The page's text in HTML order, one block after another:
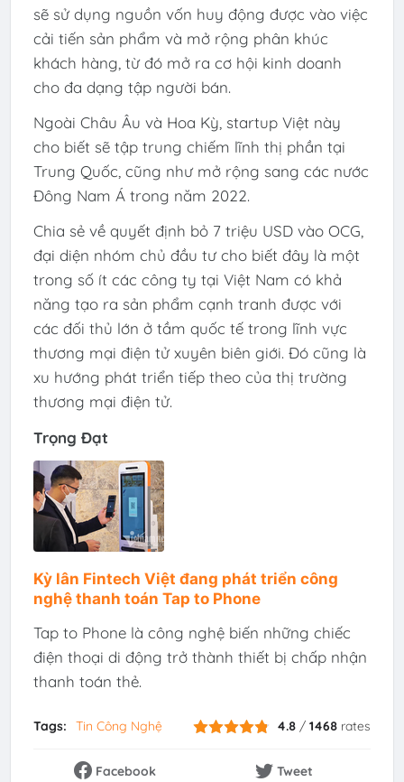
sẽ sử dụng nguồn vốn huy động được vào việc
cải tiến sản phẩm và mở rộng phân khúc
khách hàng, từ đó mở ra cơ hội kinh doanh
cho đa dạng tập người bán.
Ngoài Châu Âu và Hoa Kỳ, startup Việt này
cho biết sẽ tập trung chiếm lĩnh thị phần tại
Trung Quốc, cũng như mở rộng sang các nước
Đông Nam Á trong năm 2022.
Chia sẻ về quyết định bỏ 7 triệu USD vào OCG,
đại diện nhóm chủ đầu tư cho biết đây là một
trong số ít các công ty tại Việt Nam có khả
năng tạo ra sản phẩm cạnh tranh được với
các đối thủ lớn ở tầm quốc tế trong lĩnh vực
thương mại điện tử xuyên biên giới. Đó cũng là
xu hướng phát triển tiếp theo của thị trường
thương mại điện tử.
Trọng Đạt
Kỳ lân Fintech Việt đang phát triển công
nghệ thanh toán Tap to Phone
Tap to Phone là công nghệ biến những chiếc
điện thoại di động trở thành thiết bị chấp nhận
thanh toán thẻ.
Tags: Tin Công Nghệ 4.8 /1468 rates
Facebook
Tweet